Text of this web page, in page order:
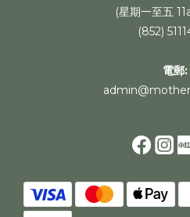
(星期一至五
(852)
電郵: